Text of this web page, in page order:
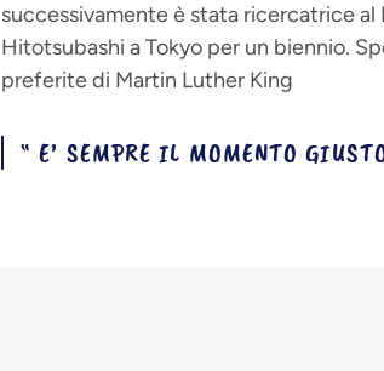
successivamente è stata ricercatrice
Hitotsubashi a Tokyo per un biennio.
preferite di Martin Luther King
“ E’ SEMPRE IL MOMENTO